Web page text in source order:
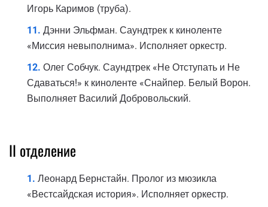
Игорь Каримов (труба).
Дэнни Эльфман. Саундтрек к киноленте
«Миссия невыполнима». Исполняет оркестр.
Олег Собчук. Саундтрек «Не Отступать и Не
Сдаваться!» к киноленте «Снайпер. Белый Ворон.
Выполняет Василий Добровольский.
II отделение
Леонард Бернстайн. Пролог из мюзикла
«Вестсайдская история». Исполняет оркестр.